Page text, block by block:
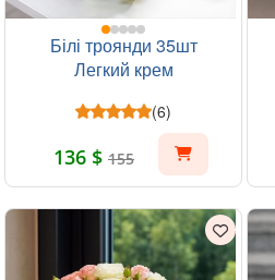
Білі троянди 35шт
Легкий крем
(6)
136 $ 155